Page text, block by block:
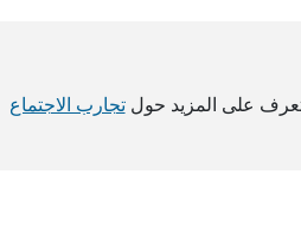
تجارب الاجتماع